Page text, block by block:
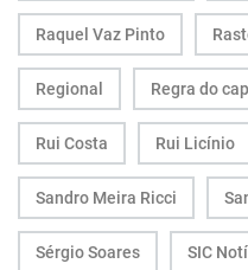
Raquel Vaz Pinto
Regional Regra do
Rui Costa Rui Licínio
Sandro Meira Ricci
Sérgio Soares SIC